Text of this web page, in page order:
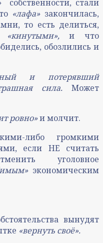
собственности, стали
«лафа»закончилась,
то есть делиться,
«кинутыми»,и что
обозлились и
и потерявший
сила. Может
ровно»и молчит.
либо громкими
если НЕ считать
уголовное
экономическим
вынудят
«вернуть своё».